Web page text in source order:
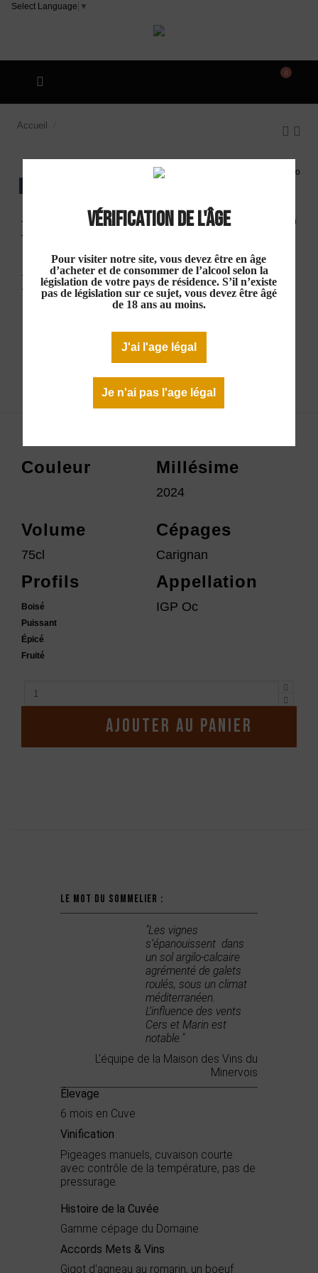
Vérification de l'âge
Pour visiter notre site, vous devez être en âge
d’acheter et de consommer de l’alcool selon la
législation de votre pays de résidence. S’il n’existe
pas de législation sur ce sujet, vous devez être âgé
de 18 ans au moins.
J'ai l'age légal
Je n'ai pas l'age légal
Select Language ▼
0
Accueil
Domaine Entretan
"Carignan Sans Sulfites"
IGP Oc Rouge 2024
Télécharger la fiche technique
Couleur Millésime
2024
Volume
75cl
Cépages
Carignan
Profils
Boisé
Puissant
Épicé
Fruité
Appellation
IGP Oc
Ajouter au panier
Le mot du sommelier :
"Les vignes
s‘épanouissent dans
un sol argilo-calcaire
agrémenté de galets
roulés, sous un climat
méditerranéen.
L‘influence des vents
Cers et Marin est
notable."
L'équipe de la Maison des Vins du
Minervois
Élevage
6 mois en Cuve
Vinification
Pigeages manuels, cuvaison courte
avec contrôle de la température, pas de
pressurage.
Histoire de la Cuvée
Gamme cépage du Domaine
Accords Mets & Vins
Gigot d'agneau au romarin, un boeuf